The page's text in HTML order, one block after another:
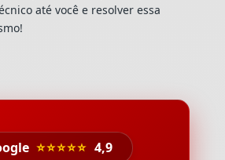
até você e resolver essa
⭐⭐⭐⭐⭐ 4,9